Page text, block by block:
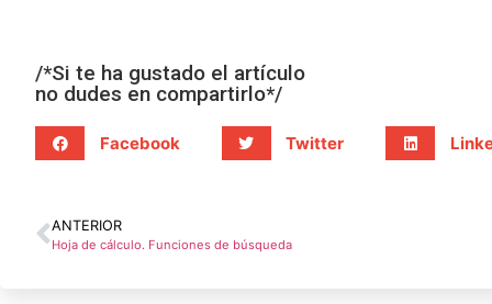
/*Si te ha gustado el artículo
no dudes en compartirlo*/
Facebook Twitter
ANTERIOR
Hoja de cálculo. Funciones de búsqueda